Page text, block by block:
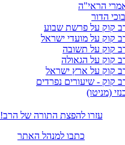
הראי"ה
הדור
קוק על פרשת שבוע
קוק על מועדי ישראל
קוק על תשובה
קוק על הגאולה
קוק על ארץ ישראל
קוק - שיעורים נפרדים
(מניטו)
עזרו להפצת התורה של הרב!
כתבו למנהל האתר